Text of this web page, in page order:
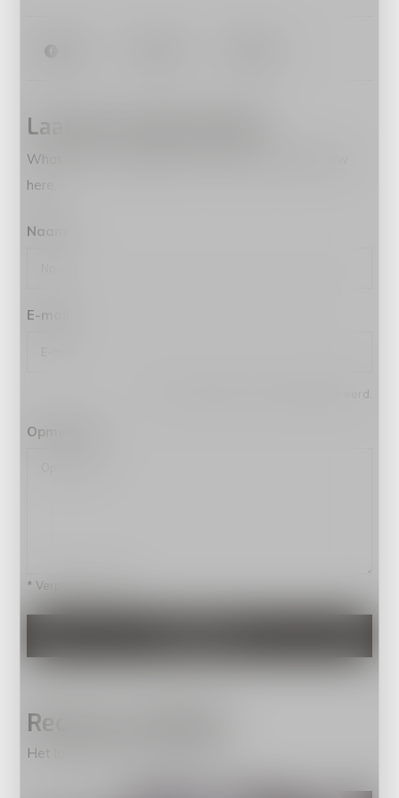
Laat een reactie achter
What are your experiences? Read or write a review
here.
Naam
E-mail
*Uw e-mailadres wordt niet gepubliceerd.
Opmerking
* Verplichte velden
Recente artikelen
Het laatste nieuws op ons blog